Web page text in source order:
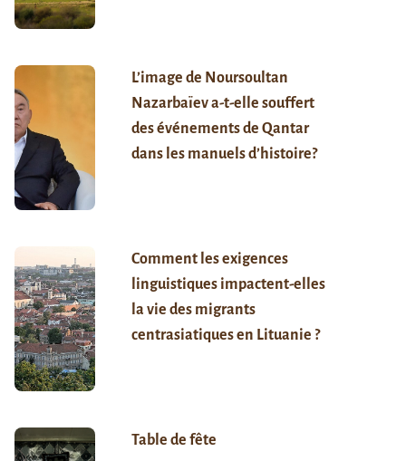
L’image de Noursoultan
Nazarbaïev a-t-elle souffert
des événements de Qantar
dans les manuels d’histoire?
Comment les exigences
linguistiques impactent-elles
la vie des migrants
centrasiatiques en Lituanie ?
Table de fête